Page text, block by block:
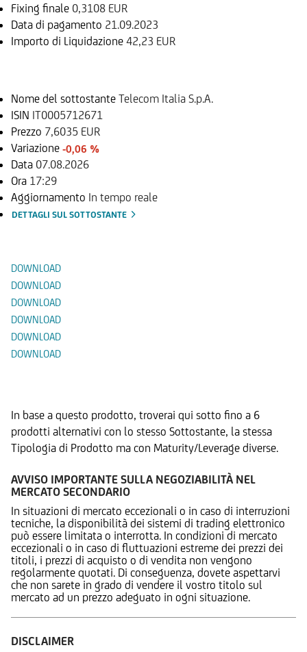
Fixing finale 0,3108 EUR
Data di pagamento 21.09.2023
Importo di Liquidazione 42,23 EUR
Nome del sottostante Telecom Italia S.p.A.
ISIN IT0005712671
Prezzo 7,6035 EUR
Variazione -0,06 %
Data 07.08.2026
Ora 17:29
Aggiornamento In tempo reale
DETTAGLI SUL SOTTOSTANTE
DOWNLOAD
DOWNLOAD
DOWNLOAD
DOWNLOAD
DOWNLOAD
DOWNLOAD
In base a questo prodotto, troverai qui sotto fino a 6
prodotti alternativi con lo stesso Sottostante, la stessa
Tipologia di Prodotto ma con Maturity/Leverage diverse.
AVVISO IMPORTANTE SULLA NEGOZIABILITÀ NEL
MERCATO SECONDARIO
In situazioni di mercato eccezionali o in caso di interruzioni
tecniche, la disponibilità dei sistemi di trading elettronico
può essere limitata o interrotta. In condizioni di mercato
eccezionali o in caso di fluttuazioni estreme dei prezzi dei
titoli, i prezzi di acquisto o di vendita non vengono
regolarmente quotati. Di conseguenza, dovete aspettarvi
che non sarete in grado di vendere il vostro titolo sul
mercato ad un prezzo adeguato in ogni situazione.
DISCLAIMER